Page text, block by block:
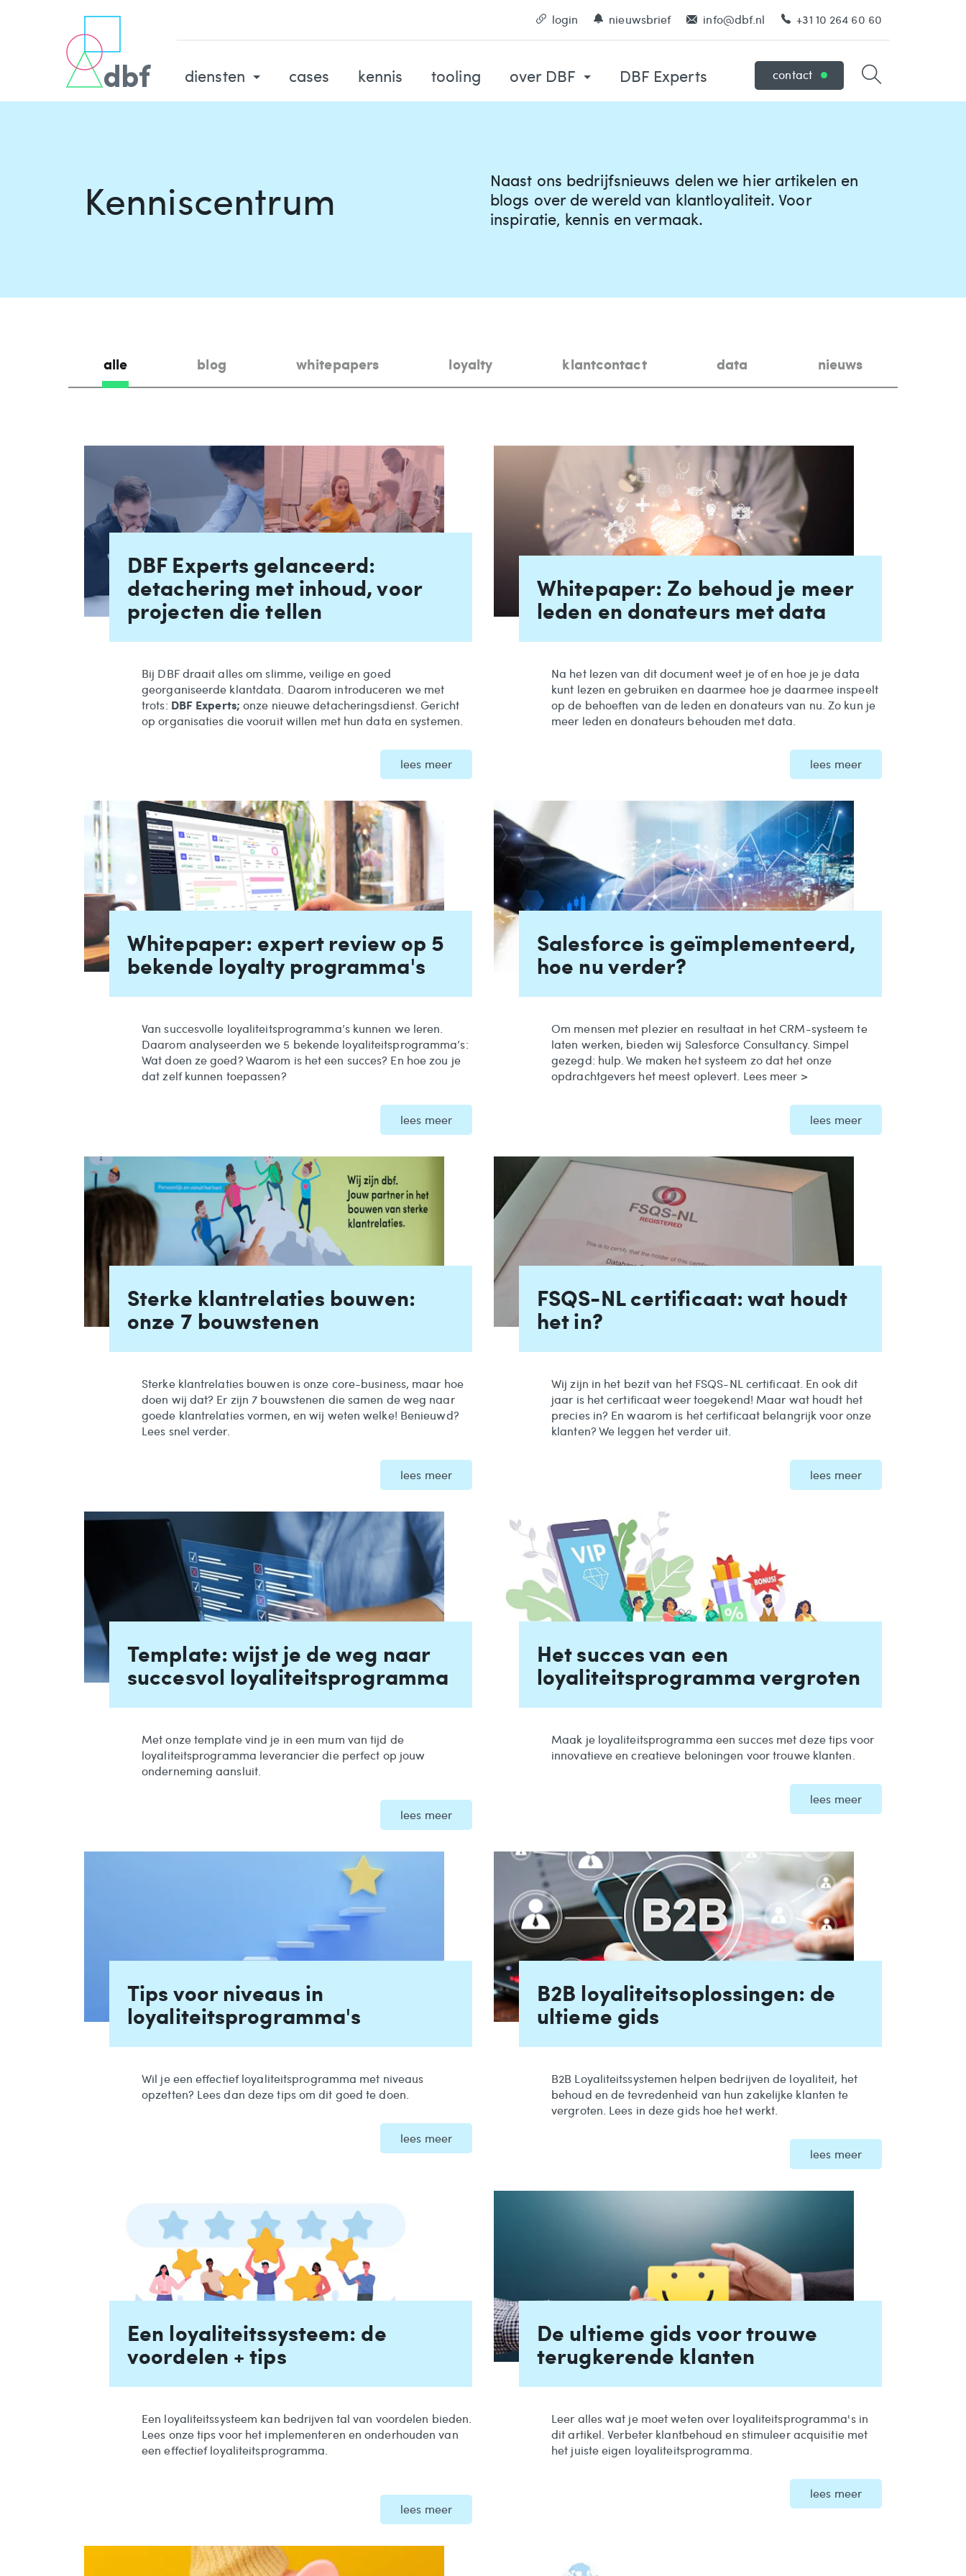
diensten cases kennis tooling over DBF DBF Experts contact
login nieuwsbrief info@dbf.nl +31 10 264 60 60
Kenniscentrum
Naast ons bedrijfsnieuws delen we hier artikelen en
blogs over de wereld van klantloyaliteit. Voor
inspiratie, kennis en vermaak.
alle blog whitepapers loyalty klantcontact data nieuws
DBF Experts gelanceerd:
detachering met inhoud, voor
projecten die tellen
Bij DBF draait alles om slimme, veilige en goed
georganiseerde klantdata. Daarom introduceren we met
trots: DBF Experts;onze nieuwe detacheringsdienst. Gericht
op organisaties die vooruit willen met hun data en systemen.
lees meer
Whitepaper: Zo behoud je meer
leden en donateurs met data
Na het lezen van dit document weet je of en hoe je je data
kunt lezen en gebruiken en daarmee hoe je daarmee inspeelt
op de behoeften van de leden en donateurs van nu. Zo kun je
meer leden en donateurs behouden met data.
lees meer
Whitepaper: expert review op 5
bekende loyalty programma's
Van succesvolle loyaliteitsprogramma’s kunnen we leren.
Daarom analyseerden we 5 bekende loyaliteitsprogramma’s:
Wat doen ze goed? Waarom is het een succes? En hoe zou je
dat zelf kunnen toepassen?
lees meer
Salesforce is geïmplementeerd,
hoe nu verder?
Om mensen met plezier en resultaat in het CRM-systeem te
laten werken, bieden wij Salesforce Consultancy. Simpel
gezegd: hulp. We maken het systeem zo dat het onze
opdrachtgevers het meest oplevert. Lees meer >
lees meer
Sterke klantrelaties bouwen:
onze 7 bouwstenen
Sterke klantrelaties bouwen is onze core-business, maar hoe
doen wij dat? Er zijn 7 bouwstenen die samen de weg naar
goede klantrelaties vormen, en wij weten welke! Benieuwd?
Lees snel verder.
lees meer
FSQS-NL certificaat: wat houdt
het in?
Wij zijn in het bezit van het FSQS-NL certificaat. En ook dit
jaar is het certificaat weer toegekend! Maar wat houdt het
precies in? En waarom is het certificaat belangrijk voor onze
klanten? We leggen het verder uit.
lees meer
Template: wijst je de weg naar
succesvol loyaliteitsprogramma
Met onze template vind je in een mum van tijd de
loyaliteitsprogramma leverancier die perfect op jouw
onderneming aansluit.
lees meer
Het succes van een
loyaliteitsprogramma vergroten
Maak je loyaliteitsprogramma een succes met deze tips voor
innovatieve en creatieve beloningen voor trouwe klanten.
lees meer
Tips voor niveaus in
loyaliteitsprogramma's
Wil je een effectief loyaliteitsprogramma met niveaus
opzetten? Lees dan deze tips om dit goed te doen.
lees meer
B2B loyaliteitsoplossingen: de
ultieme gids
B2B Loyaliteitssystemen helpen bedrijven de loyaliteit, het
behoud en de tevredenheid van hun zakelijke klanten te
vergroten. Lees in deze gids hoe het werkt.
lees meer
Een loyaliteitssysteem: de
voordelen + tips
Een loyaliteitssysteem kan bedrijven tal van voordelen bieden.
Lees onze tips voor het implementeren en onderhouden van
een effectief loyaliteitsprogramma.
lees meer
De ultieme gids voor trouwe
terugkerende klanten
Leer alles wat je moet weten over loyaliteitsprogramma's in
dit artikel. Verbeter klantbehoud en stimuleer acquisitie met
het juiste eigen loyaliteitsprogramma.
lees meer